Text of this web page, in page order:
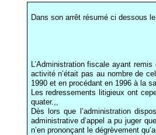
Dans son arrêt résumé ci dessous
L’Administration fiscale ayant
activité n’était pas au nombre de
1990 et en procédant en 1996 à la
Les redressements litigieux ont
quater.,,
Dès lors que l’administration
administrative d’appel a pu juger
n’en prononçant le dégrèvement